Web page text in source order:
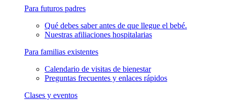
Para futuros padres
Qué debes saber antes de que llegue el bebé.
Nuestras afiliaciones hospitalarias
Para familias existentes
Calendario de visitas de bienestar
Preguntas frecuentes y enlaces rápidos
Clases y eventos